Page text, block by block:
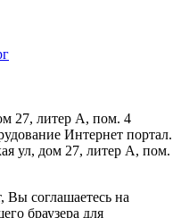
27, литер А, пом. 4
Интернет портал.
ул, дом 27, литер А, пом.
Вы соглашаетесь на
браузера для